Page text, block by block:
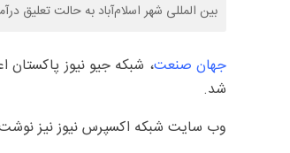
بین المللی شهر اسلام‌آباد به حالت تعلیق
جهان صنعت، شبکه جیو نیوز پاکستان
شد.
وب سایت شبکه اکسپرس نیوز نیز